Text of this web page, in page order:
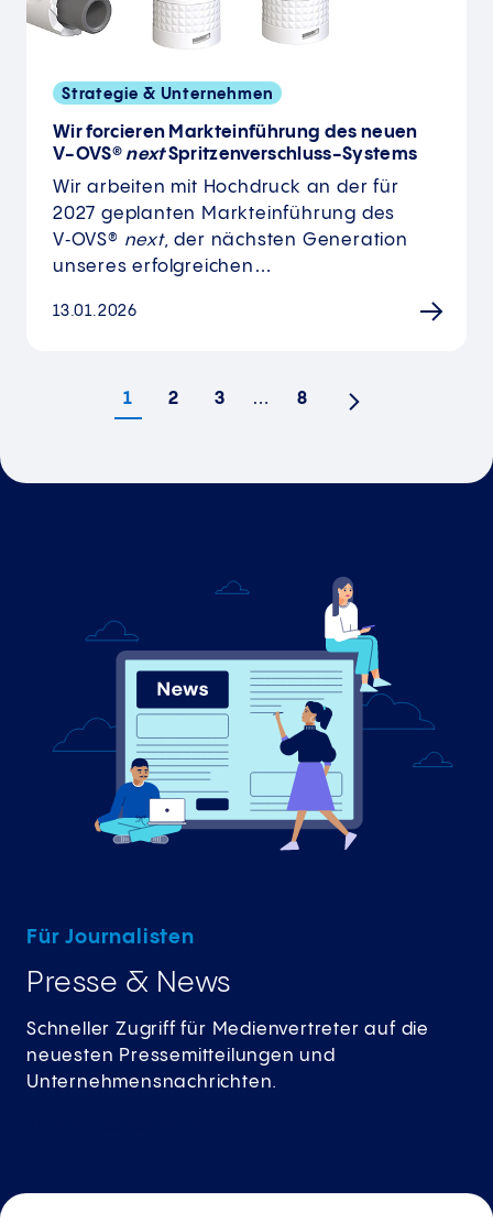
Strategie & Unternehmen
Wir forcieren Markteinführung des neuen
V-OVS® nextSpritzenverschluss-Systems
Wir arbeiten mit Hochdruck an der für
2027 geplanten Markteinführung des
V‑OVS® next, der nächsten Generation
unseres erfolgreichen…
13.01.2026
1 2 3 … 8 Nächste
Für Journalisten
Presse & News
Schneller Zugriff für Medienvertreter auf die
neuesten Pressemitteilungen und
Unternehmensnachrichten.